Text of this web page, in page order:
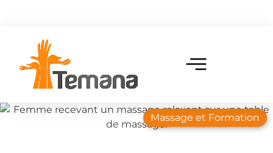
Massage et Formation